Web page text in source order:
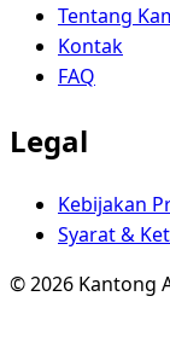
Tentang
Kontak
FAQ
Legal
Kebijakan
Syarat &
© 2026 Kantong